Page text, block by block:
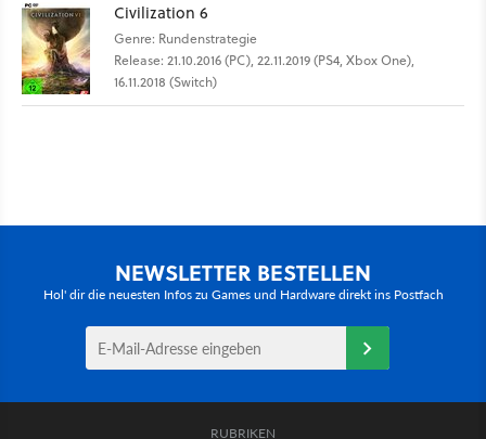
Civilization 6
Genre: Rundenstrategie
Release: 21.10.2016 (PC), 22.11.2019 (PS4, Xbox One),
16.11.2018 (Switch)
NEWSLETTER BESTELLEN
Hol' dir die neuesten Infos zu Games und Hardware direkt ins Postfach
RUBRIKEN